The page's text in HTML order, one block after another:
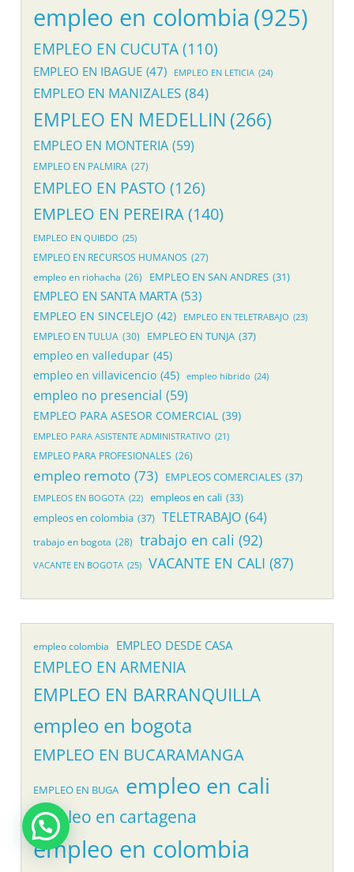
empleo en colombia (925)
EMPLEO EN CUCUTA (110)
EMPLEO EN IBAGUE (47) EMPLEO EN LETICIA (24)
EMPLEO EN MANIZALES (84)
EMPLEO EN MEDELLIN (266)
EMPLEO EN MONTERIA (59)
EMPLEO EN PALMIRA (27)
EMPLEO EN PASTO (126)
EMPLEO EN PEREIRA(140)
EMPLEO EN QUIBDO (25)
EMPLEO EN RECURSOS HUMANOS (27)
empleo en riohacha (26) EMPLEO EN SAN ANDRES (31)
EMPLEO EN SANTA MARTA (53)
EMPLEO EN SINCELEJO (42) EMPLEO EN TELETRABAJO (23)
EMPLEO EN TULUA (30) EMPLEO EN TUNJA (37)
empleo en valledupar (45)
empleo en villavicencio (45) empleo hibrido (24)
empleo no presencial (59)
EMPLEO PARA ASESOR COMERCIAL (39)
EMPLEO PARA ASISTENTE ADMINISTRATIVO (21)
EMPLEO PARA PROFESIONALES (26)
empleo remoto (73) EMPLEOS COMERCIALES (37)
EMPLEOS EN BOGOTA (22) empleos en cali (33)
empleos en colombia (37) TELETRABAJO (64)
trabajo en bogota (28) trabajo en cali (92)
VACANTE EN BOGOTA (25) VACANTE EN CALI (87)
empleo colombia EMPLEO DESDE CASA
EMPLEO EN ARMENIA
EMPLEO EN BARRANQUILLA
empleo en bogota
EMPLEO EN BUCARAMANGA
EMPLEO EN BUGA empleo en cali
empleo en cartagena
empleo en colombia